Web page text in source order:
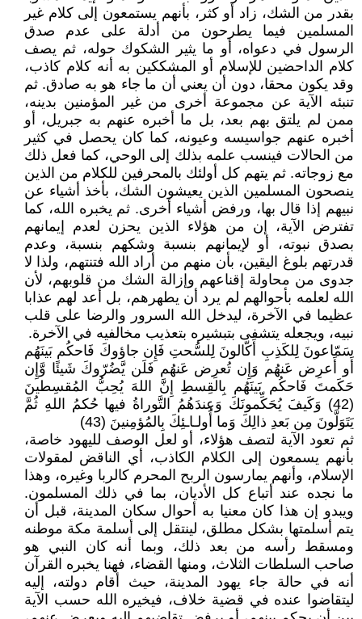
بقدر من الشك، زاد أو كثر، بأنهم يستمعون إلى كلام غير
المسلمين فيما يطرحون من أدلة على عدم صدق
الرسول في دعواه، أو ما يثير الشكوك حوله، ثم يصف
كلام الداحضين للإسلام أو المشككين به أنه كلام كاذب،
وقد يكون محقا، دون أن يعني أن ما جاء هو به صادق. ثم
تنبئه الآية عن مجموعة أخرى من غير المؤمنين بدينه،
ممن لم يلتق بهم بعد، بل ما أخبره عنهم به جبريل، أو
أخبره عنهم جواسيسه وعيونه، كما كان يحصل في كثير
من الحالات فينسب علمه بذلك إلى الوحي، كما فعل ذلك
مع زوجاته. ثم يتهم كل أولئك بالمحرفين للكلام من الذين
ينصحون المسلمين الذين يعيشون الشك، بأخذ أشياء عن
نبيهم إذا قال بها، ورفض أشياء أخرى. ثم يخبره الله، كما
تفترض الآية، إن من هؤلاء الذين يحزن لعدم إيمانهم
بصدق نبوته، أو لإيمانهم بنسبة وشكهم بنسبة، وعدم
قدرتهم بلوغ اليقين، بأن منهم من أراد الله فتنتهم، ولذا لا
جدوى من محاولة إقناعهم وإزالة الشك من قلوبهم، لأن
الله لعلمه بأحوالهم لم يرد أن يطهرهم، بل أعد لهم عذابا
عظيما في الآخرة، ليدخل الله السرور والرضا على قلب
نبيه، ويجعله يتشفى بتبشيره بتعذيب مخالفيه في الآخرة.
سَمّاعونَ لِلكَذِبِ أَكّالونَ لِلسُّحتِ فَإِن جاؤوكَ فَاحكُم بَينَهُم
أَو أَعرِض عَنهُم وَإِن تُعرِض عَنهُم فَلَن يَّضُرّوكَ شَيئًا وَّإِن
حَكَمتَ فَاحكُم بَينَهُم بِالقِسطِ إِنَّ اللهَ يُحِبُّ المُقسِطينَ
(42) وَكَيفَ يُحَكِّمونَكَ وَعِندَهُمُ التَّوراةُ فيها حُكمُ اللهِ ثُمَّ
يَتَوَلَّونَ مِن بَعدِ ذالِكَ وَما أُولـاـئِكَ بِالمُؤمِنينَ (43)
ثم تعود الآية لتصف هؤلاء، أو لعل الوصف لليهود خاصة،
بأنهم يسمعون إلى الكلام الكاذب، أي الناقض لمقولات
الإسلام، وأنهم يمارسون الربح المحرم كالربا وغيره، وهذا
ما نجده عند أتباع كل الأديان، بما في ذلك المسلمون.
ويبدو إن هذا كان معنيا به أحوال سكان المدينة، قبل أن
يتم أسلمتها بشكل مطلق، لينتقل إلى أسلمة مكة موطنه
ومسقط رأسه من بعد ذلك، وبما أنه كان النبي هو
صاحب السلطات الثلاث، ومنها القضاء، فهنا يخبره القرآن
أنه في حالة جاء يهود المدينة، حيث أقام دولته، إليه
ليتقاضوا عنده في قضية خلاف، فيخيره الله حسب الآية